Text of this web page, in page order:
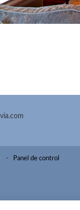
- Panel de control